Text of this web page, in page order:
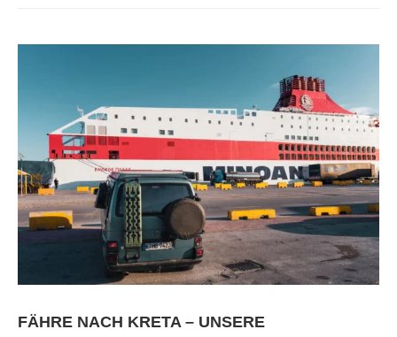
FÄHRE NACH KRETA – UNSERE